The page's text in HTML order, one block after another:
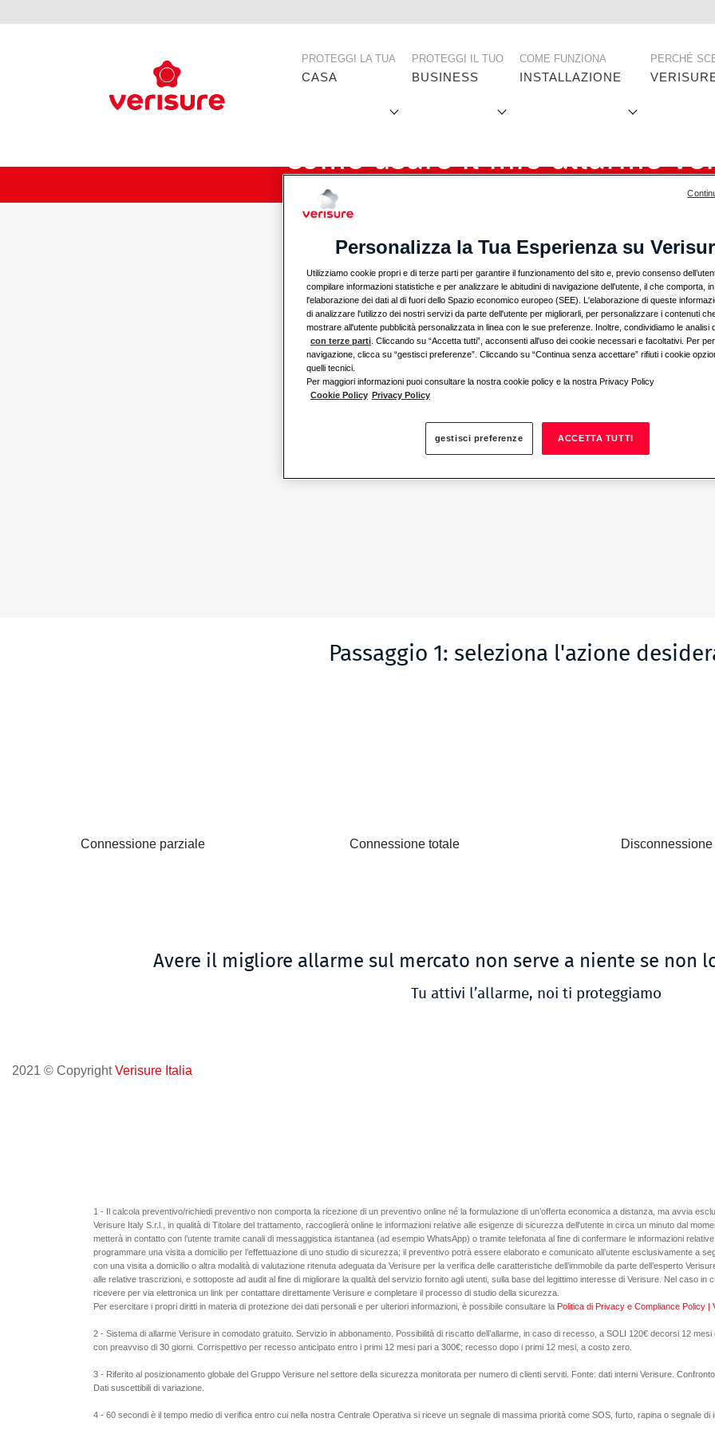
principale
CASA
PROTEGGI LA TUA
BUSINESS
PROTEGGI IL TUO
INSTALLAZIONE
COME FUNZIONA PERCHÉ
Come usare il mio allarme
Passaggio 1: seleziona l'azione
Connessione parziale Connessione totale Disconnessione
Avere il migliore allarme sul mercato non serve a niente se non
Tu attivi l’allarme, noi ti proteggiamo
2021 © CopyrightVerisure Italia
1 - Il calcola preventivo/richiedi preventivo non comporta la ricezione di un preventivo online né la formulazione di un’offerta economica a distanza, ma avvia
Verisure Italy S.r.l., in qualità di Titolare del trattamento, raccoglierà online le informazioni relative alle esigenze di sicurezza dell'utente in circa un minuto dal
metterà in contatto con l’utente tramite canali di messaggistica istantanea (ad esempio WhatsApp) o tramite telefonata al fine di confermare le informazioni
programmare una visita a domicilio per l’effettuazione di uno studio di sicurezza; il preventivo potrà essere elaborato e comunicato all’utente esclusivamente a
con una visita a domicilio o altra modalità di valutazione ritenuta adeguata da Verisure per la verifica delle caratteristiche dell’immobile da parte dell’esperto
alle relative trascrizioni, e sottoposte ad audit al fine di migliorare la qualità del servizio fornito agli utenti, sulla base del legittimo interesse di Verisure. Nel caso in
ricevere per via elettronica un link per contattare direttamente Verisure e completare il processo di studio della sicurezza.
Per esercitare i propri diritti in materia di protezione dei dati personali e per ulteriori informazioni, è possibile consultare la Politica di Privacy e Compliance Policy |
2 - Sistema di allarme Verisure in comodato gratuito. Servizio in abbonamento. Possibilità di riscatto dell’allarme, in caso di recesso, a SOLI 120€ decorsi 12
con preavviso di 30 giorni. Corrispettivo per recesso anticipato entro i primi 12 mesi pari a 300€; recesso dopo i primi 12 mesi, a costo zero.
3 - Riferito al posizionamento globale del Gruppo Verisure nel settore della sicurezza monitorata per numero di clienti serviti. Fonte: dati interni Verisure.
Dati suscettibili di variazione.
4 - 60 secondi è il tempo medio di verifica entro cui nella nostra Centrale Operativa si riceve un segnale di massima priorità come SOS, furto, rapina o segnale di
Personalizza la Tua Esperienza su
Utilizziamo cookie propri e di terze parti per garantire il funzionamento del sito e, previo consenso
compilare informazioni statistiche e per analizzare le abitudini di navigazione dell'utente, il che comporta,
l'elaborazione dei dati al di fuori dello Spazio economico europeo (SEE). L'elaborazione di queste
di analizzare l'utilizzo dei nostri servizi da parte dell'utente per migliorarli, per personalizzare i contenuti
mostrare all'utente pubblicità personalizzata in linea con le sue preferenze. Inoltre, condividiamo le analisi
con terze parti . Cliccando su “Accetta tutti”, acconsenti all'uso dei cookie necessari e facoltativi. Per
navigazione, clicca su “gestisci preferenze”. Cliccando su “Continua senza accettare” rifiuti i cookie
quelli tecnici.
Per maggiori informazioni puoi consultare la nostra cookie policy e la nostra Privacy Policy
Cookie Policy Privacy Policy
gestisci preferenze ACCETTA TUTTI